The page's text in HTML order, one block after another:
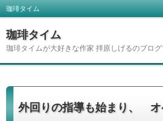
珈琲タイム
珈琲タイム
珈琲タイムが大好きな作家 拝原しげるのブログ
外回りの指導も始まり、 オ